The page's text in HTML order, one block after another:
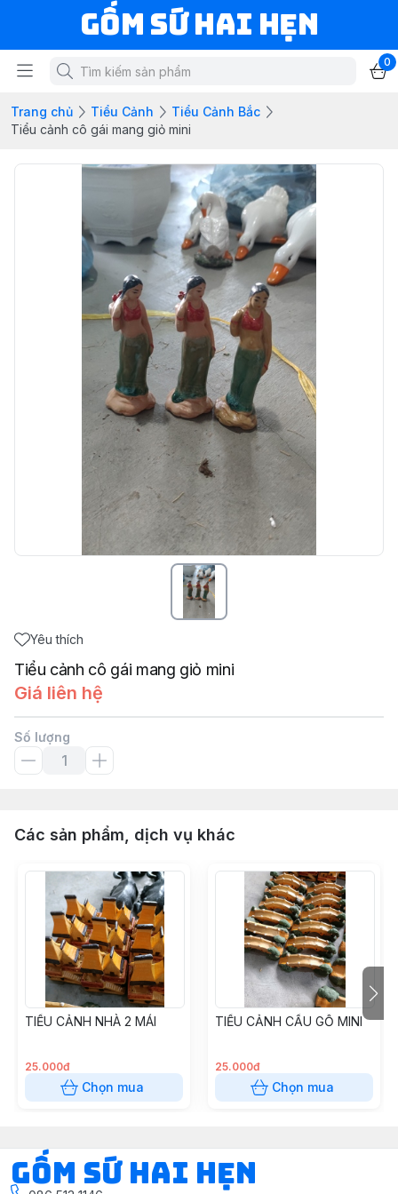
Gốm Sứ Hai Hẹn
0
Trang chủ Tiểu Cảnh
Tiểu Cảnh Bắc
Tiểu cảnh cô gái mang giỏ mini
Yêu thích
Tiểu cảnh cô gái mang giỏ mini
Giá liên hệ
Số lượng
Các sản phẩm, dịch vụ khác
TIỂU CẢNH NHÀ 2 MÁI
25.000đ
Chọn mua
TIỂU CẢNH CẦU GỖ MINI
25.000đ
Chọn mua
Gốm Sứ Hai Hẹn